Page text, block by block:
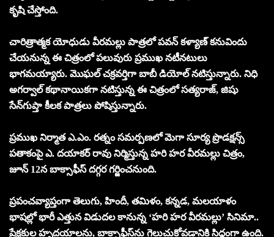
కృషి చేస్తోంది.
చారిత్రాత్మక యోధుడు వీరమల్లు పాత్రలో పవన్ కళ్యాణ్ కనువిందు
చేయనున్న ఈ చిత్రంలో పలువురు ప్రముఖ నటీనటులు
భాగమయ్యారు. మొఘల్ చక్రవర్తిగా బాబీ డియోల్ నటిస్తున్నారు. నిధి
అగర్వాల్ కథానాయికగా నటిస్తున్న ఈ చిత్రంలో సత్యరాజ్, జిషు
సేన్‌గుప్తా కీలక పాత్రలు పోషిస్తున్నారు.
ప్రముఖ నిర్మాత ఎ.ఎం. రత్నం సమర్పణలో మెగా సూర్య ప్రొడక్షన్స్
పతాకంపై ఎ. దయాకర్ రావు నిర్మిస్తున్న హరి హర వీరమల్లు చిత్రం,
జూన్ 12న బాక్సాఫీస్ దగ్గర గర్జించనుంది.
ప్రపంచవ్యాప్తంగా తెలుగు, హిందీ, తమిళం, కన్నడ, మలయాళం
భాషల్లో భారీ ఎత్తున విడుదల కానున్న ‘హరి హర వీరమల్లు’ సినిమా..
ప్రేక్షకుల హృదయాలను, బాక్సాఫీస్‌ను గెలుచుకోవడానికి సిద్ధంగా ఉంది.